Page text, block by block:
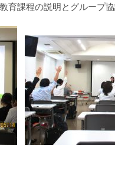
育課程の説明とグループ